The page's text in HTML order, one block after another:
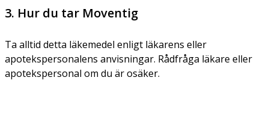
3. Hur du tar Moventig
Ta alltid detta läkemedel enligt läkarens eller
apotekspersonalens anvisningar. Rådfråga läkare eller
apotekspersonal om du är osäker.